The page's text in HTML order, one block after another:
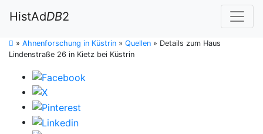
HistAdDB2
» Ahnenforschung in Küstrin » Quellen » Details zum Haus
Lindenstraße 26 in Kietz bei Küstrin